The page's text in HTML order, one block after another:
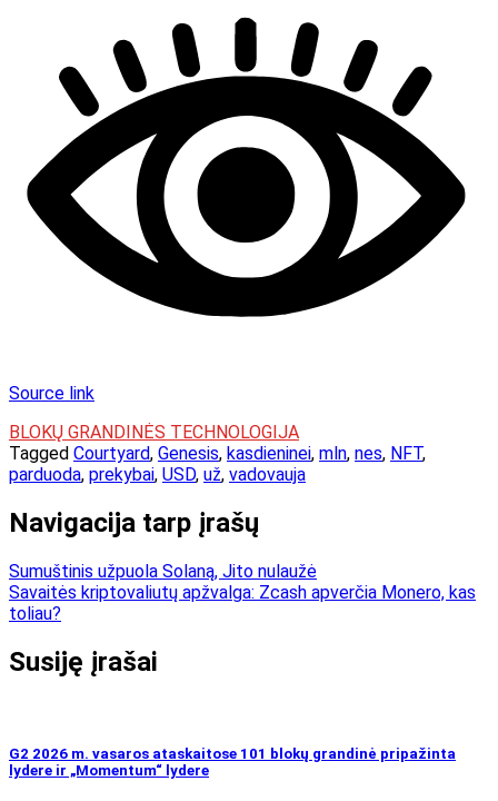
Source link
BLOKŲ GRANDINĖS TECHNOLOGIJA
Tagged Courtyard, Genesis, kasdieninei, mln, nes, NFT,
parduoda, prekybai, USD, už, vadovauja
Navigacija tarp įrašų
Sumuštinis užpuola Solaną, Jito nulaužė
Savaitės kriptovaliutų apžvalga: Zcash apverčia Monero, kas
toliau?
Susiję įrašai
G2 2026 m. vasaros ataskaitose 101 blokų grandinė pripažinta
lydere ir „Momentum“ lydere